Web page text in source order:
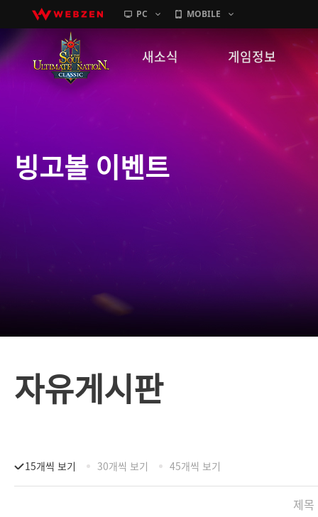
PC MOBILE
새소식
GM노트
게임정보
캐릭터소개
빙고볼 이벤트
자유게시판
15개씩 보기 30개씩 보기 45개씩 보기
제목